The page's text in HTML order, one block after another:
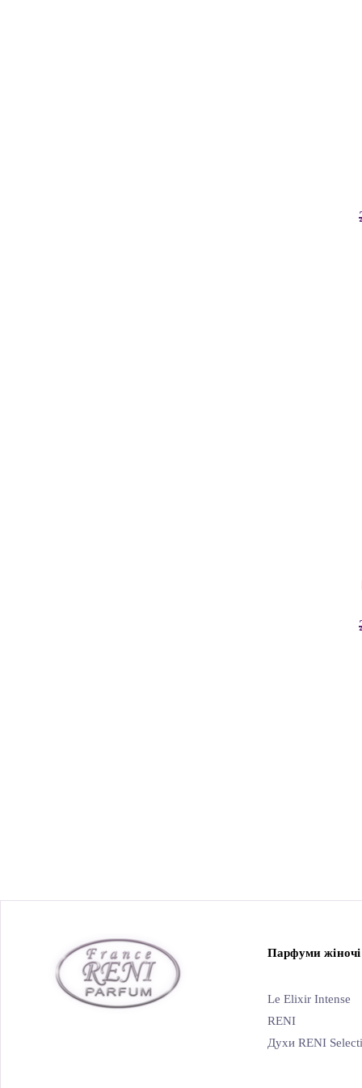
Парфуми жіночі
Le Elixir Intense
RENI
Духи RENI